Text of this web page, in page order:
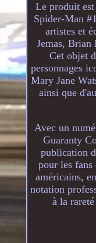
Le produit
Spider-Man
artistes et
Jemas,
Cet objet
personnages
Mary Jane
ainsi que
Avec un
Guaranty
publication
pour les
américains,
notation
à la